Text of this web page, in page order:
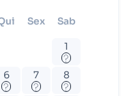
qui sex sab
1
?
6
?
7
?
8
?